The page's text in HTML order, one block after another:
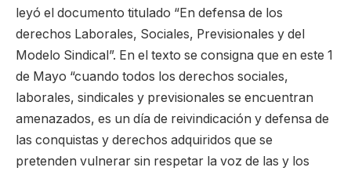
leyó el documento titulado “En defensa de los
derechos Laborales, Sociales, Previsionales y del
Modelo Sindical”. En el texto se consigna que en este 1
de Mayo “cuando todos los derechos sociales,
laborales, sindicales y previsionales se encuentran
amenazados, es un día de reivindicación y defensa de
las conquistas y derechos adquiridos que se
pretenden vulnerar sin respetar la voz de las y los